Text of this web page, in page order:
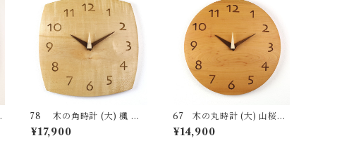
78 木の角時計 (大) 楓 国
産 一点物 SWING オリジナ
ル 無垢 新築祝い 結婚祝い
¥17,900
67 木の丸時計 (大) 山桜
国産 一点物 SWING オリジ
ナル 無垢 新築祝い 結婚祝い
¥14,900